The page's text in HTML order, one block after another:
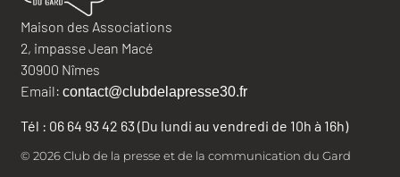
Maison des Associations
2, impasse Jean Macé
30900 Nîmes
Email: contact@clubdelapresse30.fr
Tél : 06 64 93 42 63 (Du lundi au vendredi de 10h à 16h)
© 2026 Club de la presse et de la communication du Gard